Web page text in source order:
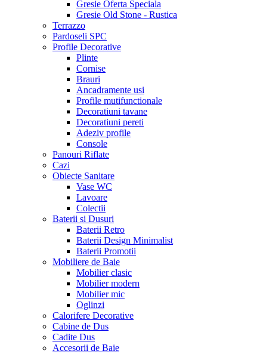
Gresie Oferta Speciala
Gresie Old Stone - Rustica
Terrazzo
Pardoseli SPC
Profile Decorative
Plinte
Cornise
Brauri
Ancadramente usi
Profile mutifunctionale
Decoratiuni tavane
Decoratiuni pereti
Adeziv profile
Console
Panouri Riflate
Cazi
Obiecte Sanitare
Vase WC
Lavoare
Colectii
Baterii si Dusuri
Baterii Retro
Baterii Design Minimalist
Baterii Promotii
Mobiliere de Baie
Mobilier clasic
Mobilier modern
Mobilier mic
Oglinzi
Calorifere Decorative
Cabine de Dus
Cadite Dus
Accesorii de Baie